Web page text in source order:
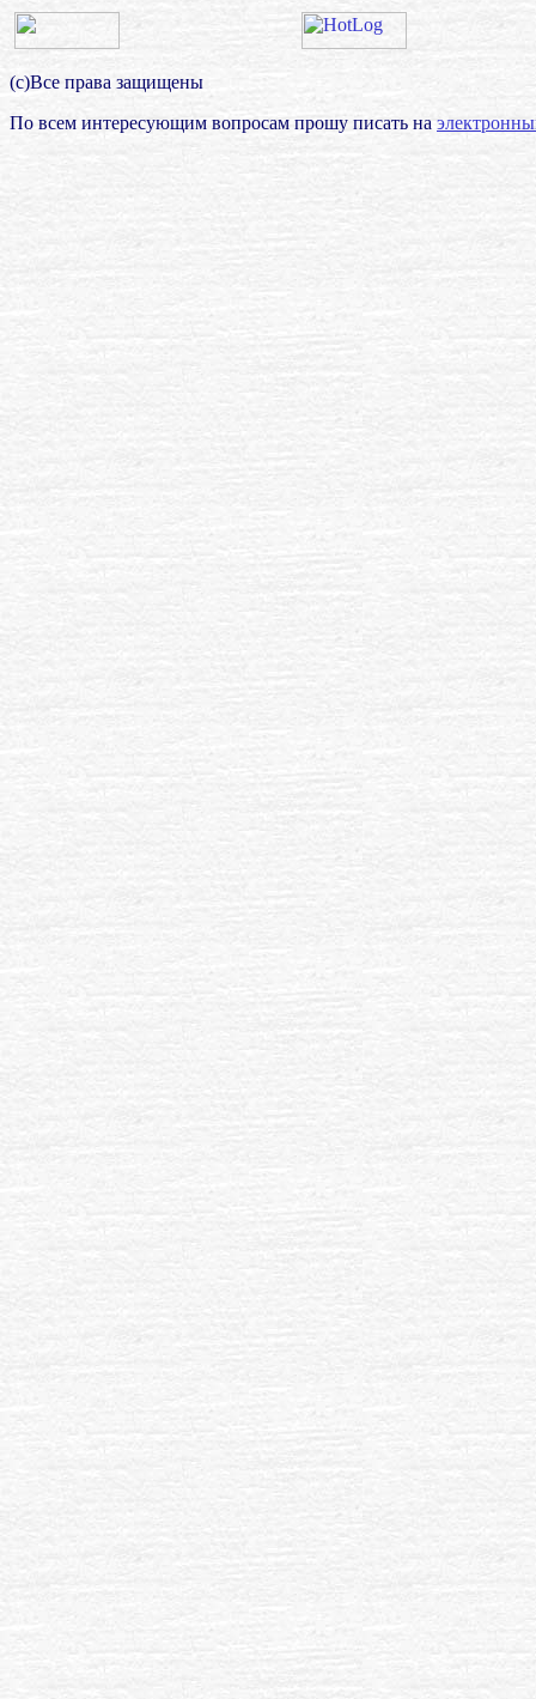
(с)Все права защищены
По всем интересующим вопросам прошу писать на